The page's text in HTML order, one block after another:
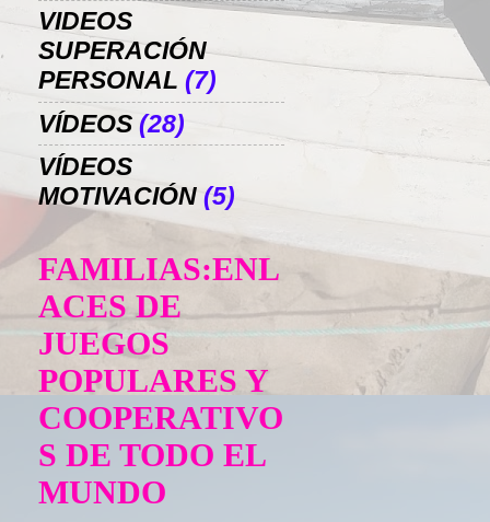
VIDEOS
SUPERACIÓN
PERSONAL (7)
VÍDEOS (28)
VÍDEOS
MOTIVACIÓN (5)
FAMILIAS:ENL
ACES DE
JUEGOS
POPULARES Y
COOPERATIVO
S DE TODO EL
MUNDO